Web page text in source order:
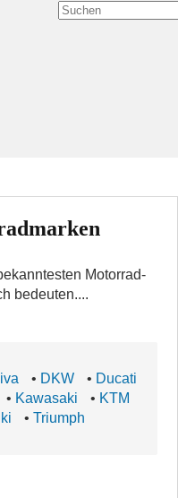
Motorrad-
bedeuten....
• DKW • Ducati
• Kawasaki • KTM
• Triumph